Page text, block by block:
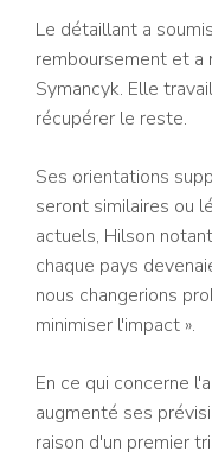
Le détaillant a
remboursement et a
Symancyk. Elle
récupérer le reste.
Ses orientations
seront similaires ou
actuels, Hilson
chaque pays
nous changerions
minimiser l'impact ».
En ce qui concerne
augmenté ses
raison d'un premier